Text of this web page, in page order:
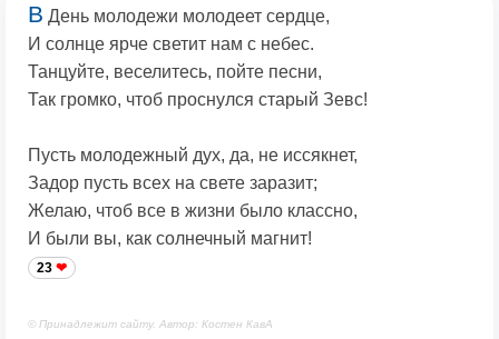
В День молодежи молодеет сердце,
И солнце ярче светит нам с небес.
Танцуйте, веселитесь, пойте песни,
Так громко, чтоб проснулся старый Зевс!
Пусть молодежный дух, да, не иссякнет,
Задор пусть всех на свете заразит;
Желаю, чтоб все в жизни было классно,
И были вы, как солнечный магнит!
23
© Принадлежит сайту. Автор: Костен КавА